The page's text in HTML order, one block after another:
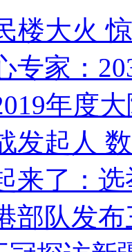
楼大火
专家：
年度
发起人
来了：
部队发